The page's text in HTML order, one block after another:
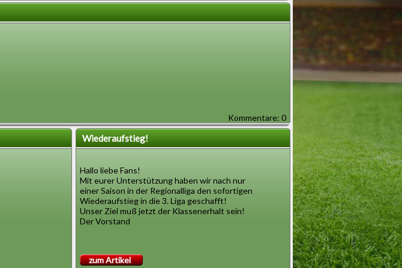
Kommentare: 0
Wiederaufstieg!
Hallo liebe Fans!
Mit eurer Unterstützung haben wir nach nur
einer Saison in der Regionalliga den sofortigen
Wiederaufstieg in die 3. Liga geschafft!
Unser Ziel muß jetzt der Klassenerhalt sein!
Der Vorstand
zum Artikel